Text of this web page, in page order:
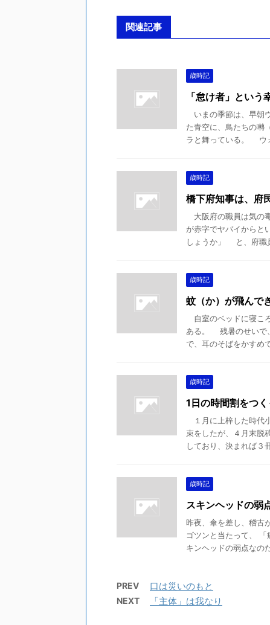
関連記事
歳時記
「怠け者」という
いまの季節は、早朝
た青空に、鳥たちの
ラと舞っている。 ウ
歳時記
橋下府知事は、府
大阪府の職員は気の
が赤字でヤバイからと
しょうか」 と、府職
歳時記
蚊（か）が飛んで
自室のベッドに寝こ
ある。 残暑のせいで
で、耳のそばをかすめ
歳時記
1日の時間割をつ
１月に上梓した時代
束をしたが、４月末脱
しており、決まれば３
歳時記
スキンヘッドの弱
昨夜、傘を差し、稽古
ゴツンと当たって、
キンヘッドの弱点なの
PREV 口は災いのもと
NEXT 「主体」は我なり